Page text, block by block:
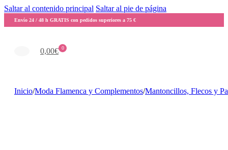
Saltar al contenido principal Saltar al pie de página
Envío 24 / 48 h GRATIS con pedidos superiores a 75 €
0
0,00€
Inicio/Moda Flamenca y Complementos/Mantoncillos, Flecos y